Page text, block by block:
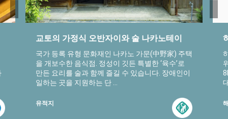
교토의 가정식 오반자이와 술 나카노테이
국가 등록 유형 문화재인 나카노 가문(中野家) 주택
을 개보수한 음식점. 정성이 깃든 특별한 ‘육수’로
만든 요리를 술과 함께 즐길 수 있습니다. 장애인이
일하는 곳을 지원하는 단 ...
유적지